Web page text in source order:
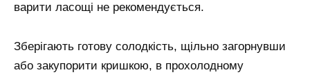
варити ласощі не рекомендується.
Зберігають готову солодкість, щільно загорнувши
або закупорити кришкою, в прохолодному